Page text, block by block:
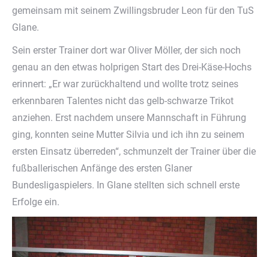
gemeinsam mit seinem Zwillingsbruder Leon für den TuS
Glane.
Sein erster Trainer dort war Oliver Möller, der sich noch
genau an den etwas holprigen Start des Drei-Käse-Hochs
erinnert: „Er war zurückhaltend und wollte trotz seines
erkennbaren Talentes nicht das gelb-schwarze Trikot
anziehen. Erst nachdem unsere Mannschaft in Führung
ging, konnten seine Mutter Silvia und ich ihn zu seinem
ersten Einsatz überreden“, schmunzelt der Trainer über die
fußballerischen Anfänge des ersten Glaner
Bundesligaspielers. In Glane stellten sich schnell erste
Erfolge ein.